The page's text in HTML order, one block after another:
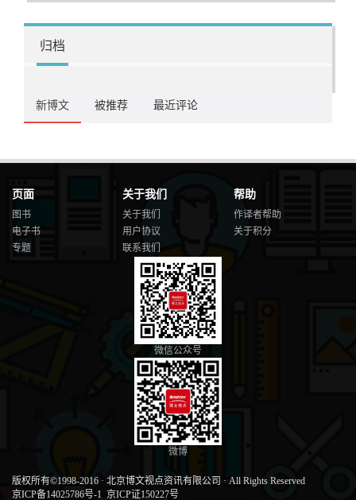
归档
新博文 被推荐 最近评论
页面
图书
电子书
专题
关于我们
关于我们
用户协议
联系我们
帮助
作译者帮助
关于积分
微信公众号
微博
版权所有©1998-2016 · 北京博文视点资讯有限公司 · All Rights Reserved
京ICP备14025786号-1 京ICP证150227号